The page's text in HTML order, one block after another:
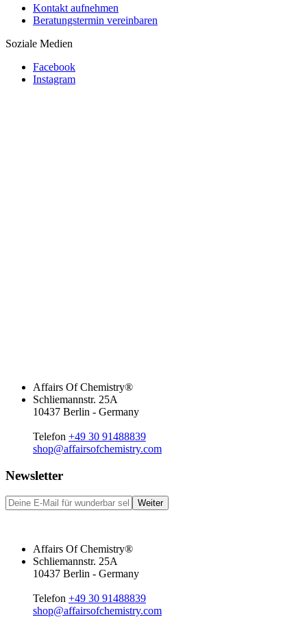
Kontakt aufnehmen
Beratungstermin vereinbaren
Soziale Medien
Facebook
Instagram
Affairs Of Chemistry®
Schliemannstr. 25A
10437 Berlin - Germany
Telefon +49 30 91488839
shop@affairsofchemistry.com
Newsletter
Weiter
Affairs Of Chemistry®
Schliemannstr. 25A
10437 Berlin - Germany
Telefon +49 30 91488839
shop@affairsofchemistry.com